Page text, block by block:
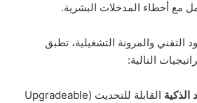
مع أخطاء المدخلات البشرية.
التقني والمرونة التشغيلية، تطبق
التالية:
الذكية
القابلة للتحديث (Upgradeable